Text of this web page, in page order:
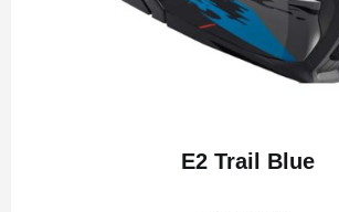
E2 Trail Blue